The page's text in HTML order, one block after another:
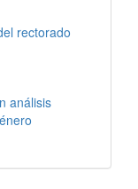
rectorado
análisis